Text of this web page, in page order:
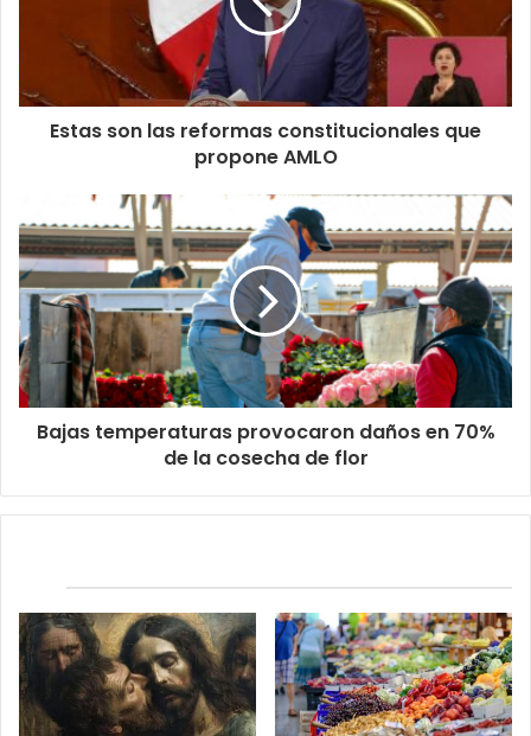
Estas son las reformas constitucionales que
propone AMLO
Bajas temperaturas provocaron daños en 70%
de la cosecha de flor